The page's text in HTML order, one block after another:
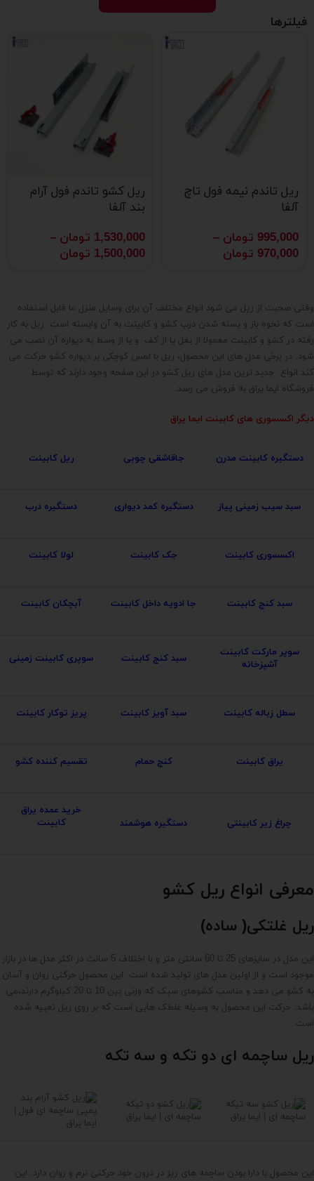
فیلترها
ریل تاندم نیمه فول تاچ
آلفا
995,000 تومان –
970,000 تومان
ریل کشو تاندم فول آرام
بند آلفا
1,530,000 تومان –
1,500,000 تومان
وقتی صحبت از ریل می شود انواع مختلف آن برای وسایل منزل ما قابل استفاده
است که نحوه باز و بسته شدن درب کشو و کابینت به آن وابسته است. ریل به کار
رفته در کشو و کابینت معمولا از بغل یا از کف و یا از وسط به دیواره آن نصب می
شود. در برخی مدل های این محصول، ریل با لمس کوچکی بر دیواره کشو حرکت می
کند.انواع جدید ترین مدل های ریل کشو در این صفحه وجود دارند که توسط
فروشگاه ایما یراق به فروش می رسد.
دیگر اکسسوری های کابینت ایما یراق
دستگیره کابینت مدرن جاقاشقی چوبی ریل کابینت
سبد سیب زمینی پیاز دستگیره کمد دیواری دستگیره درب
اکسسوری کابینت جک کابینت لولا کابینت
سبد کنج کابینت جا ادویه داخل کابینت آبچکان کابینت
سوپر مارکت کابینت
آشپزخانه
سبد کنج کابینت سوپری کابینت زمینی
سطل زباله کابینت سبد آویز کابینت پریز توکار کابینت
یراق کابینت کنج حمام تقسیم کننده کشو
چراغ زیر کابینتی دستگیره هوشمند
خرید عمده یراق
کابینت
معرفی انواع ریل کشو
ریل غلتکی( ساده)
این مدل در سایزهای 25 تا 60 سانتی متر و با اختلاف 5 سانت در اکثر مدل ها در بازار
موجود است و از اولین مدل های تولید شده است. این محصول حرکتی روان و آسان
به کشو می دهد و مناسب کشوهای سبک که وزنی بین 10 تا 20 کیلوگرم دارند،می
باشد. حرکت این محصول به وسیله غلطک هایی است که بر روی ریل تعبیه شده
است.
ریل ساچمه ای دو تکه و سه تکه
این محصول با دارا بودن ساچمه های ریز در درون خود حرکتی نرم و روان دارد. این